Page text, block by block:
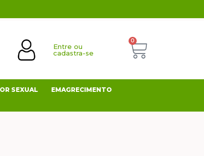
Entre ou
cadastra-se
0
SEXUAL
EMAGRECIMENTO